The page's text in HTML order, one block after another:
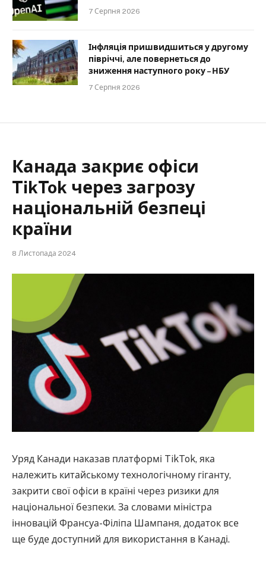
7 Серпня 2026
Інфляція пришвидшиться у другому
півріччі, але повернеться до
зниження наступного року – НБУ
7 Серпня 2026
Канада закриє офіси
TikTok через загрозу
національній безпеці
країни
8 Листопада 2024
Уряд Канади наказав платформі TikTok, яка
належить китайському технологічному гіганту,
закрити свої офіси в країні через ризики для
національної безпеки. За словами міністра
інновацій Франсуа-Філіпа Шампаня, додаток все
ще буде доступний для використання в Канаді.